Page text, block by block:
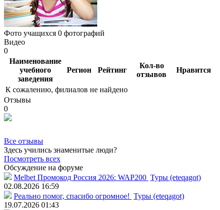
Фото учащихся 0 фотографий
Видео
0
Наименование
учебного
заведения
Регион Рейтинг
Кол-во
отзывов
Нравится
К сожалению, филиалов не найдено
Отзывы
0
Все отзывы
Здесь учились знаменитые люди?
Посмотреть всех
Обсуждение на форуме
Melbet Промокод Россия 2026: WAP200 Туры (eteqagot)
02.08.2026 16:59
Реально помог, спасибо огромное! Туры (eteqagot)
19.07.2026 01:43